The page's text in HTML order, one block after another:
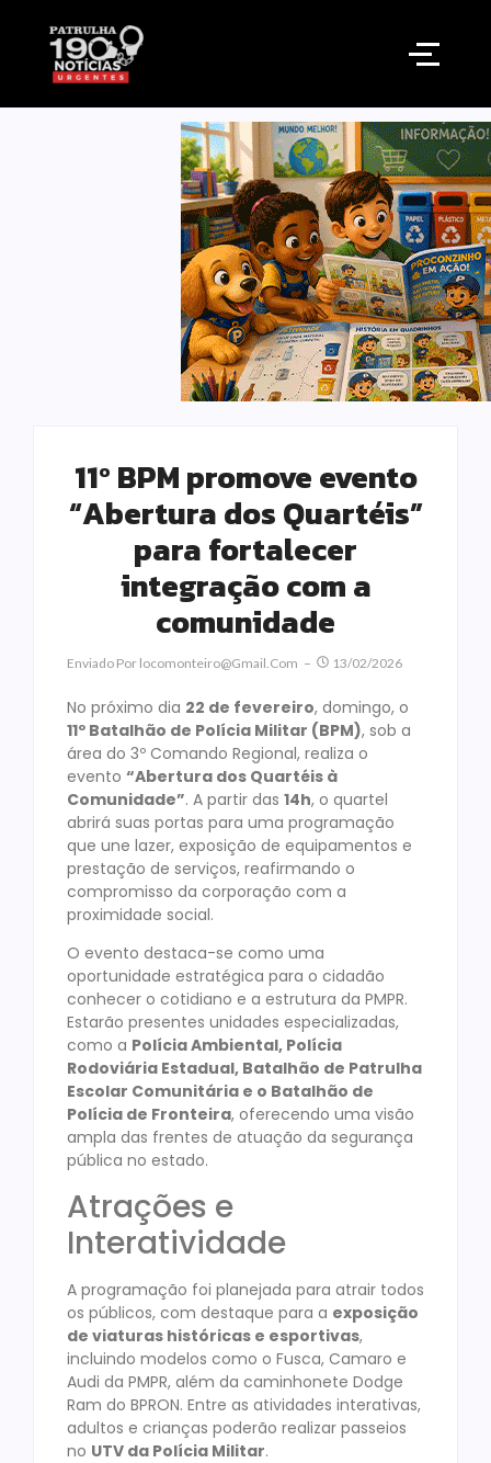
11º BPM promove evento
“Abertura dos Quartéis”
para fortalecer
integração com a
comunidade
Enviado Por Locomonteiro@gmail.com 13/02/2026
No próximo dia 22 de fevereiro, domingo, o
11º Batalhão de Polícia Militar (BPM), sob a
área do 3º Comando Regional, realiza o
evento “Abertura dos Quartéis à
Comunidade”. A partir das 14h, o quartel
abrirá suas portas para uma programação
que une lazer, exposição de equipamentos e
prestação de serviços, reafirmando o
compromisso da corporação com a
proximidade social.
O evento destaca-se como uma
oportunidade estratégica para o cidadão
conhecer o cotidiano e a estrutura da PMPR.
Estarão presentes unidades especializadas,
como a Polícia Ambiental, Polícia
Rodoviária Estadual, Batalhão de Patrulha
Escolar Comunitária e o Batalhão de
Polícia de Fronteira, oferecendo uma visão
ampla das frentes de atuação da segurança
pública no estado.
Atrações e
Interatividade
A programação foi planejada para atrair todos
os públicos, com destaque para a exposição
de viaturas históricas e esportivas,
incluindo modelos como o Fusca, Camaro e
Audi da PMPR, além da caminhonete Dodge
Ram do BPRON. Entre as atividades interativas,
adultos e crianças poderão realizar passeios
no UTV da Polícia Militar.